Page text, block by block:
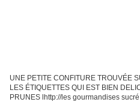
UNE PETITE CONFITURE TROUVÉE
LES ÉTIQUETTES QUI EST BIEN
PRUNES lhttp://les gourmandises